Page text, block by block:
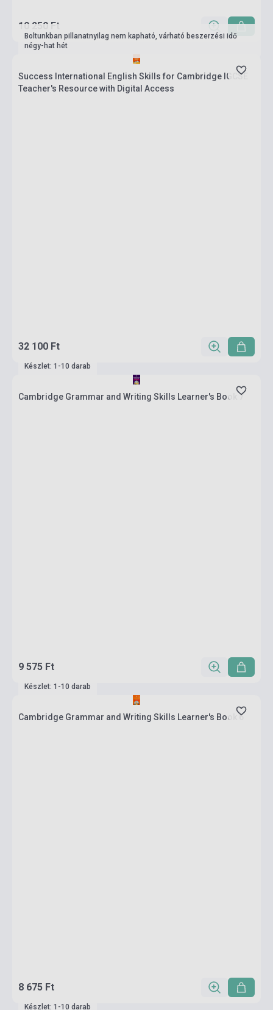
10 250 Ft
Boltunkban pillanatnyilag nem kapható, várható beszerzési idő
négy-hat hét
Success International English Skills for Cambridge IGCSE
Teacher's Resource with Digital Access
32 100 Ft
Készlet: 1-10 darab
Cambridge Grammar and Writing Skills Learner's Book 7
9 575 Ft
Készlet: 1-10 darab
Cambridge Grammar and Writing Skills Learner's Book 6
8 675 Ft
Készlet: 1-10 darab